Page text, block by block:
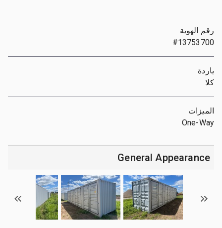
رقم الهوية
#13753700
ياردة
كلا
الميزات
One-Way
General Appearance